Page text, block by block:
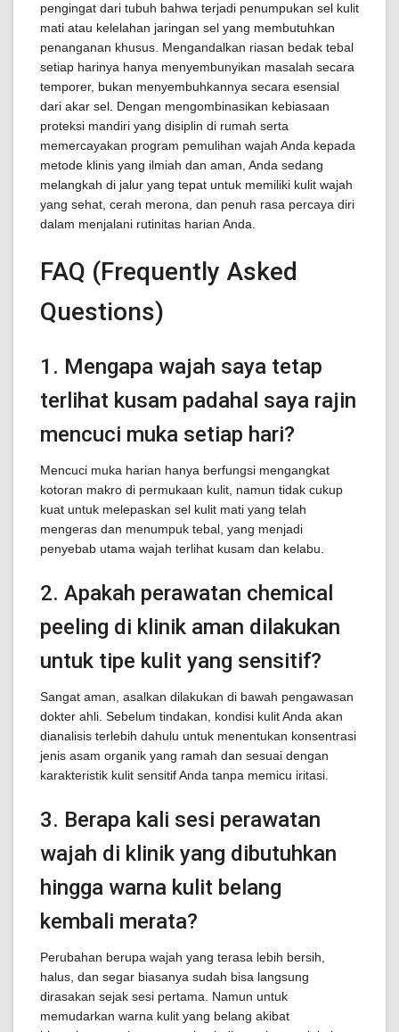
pengingat dari tubuh bahwa terjadi penumpukan sel kulit
mati atau kelelahan jaringan sel yang membutuhkan
penanganan khusus. Mengandalkan riasan bedak tebal
setiap harinya hanya menyembunyikan masalah secara
temporer, bukan menyembuhkannya secara esensial
dari akar sel. Dengan mengombinasikan kebiasaan
proteksi mandiri yang disiplin di rumah serta
memercayakan program pemulihan wajah Anda kepada
metode klinis yang ilmiah dan aman, Anda sedang
melangkah di jalur yang tepat untuk memiliki kulit wajah
yang sehat, cerah merona, dan penuh rasa percaya diri
dalam menjalani rutinitas harian Anda.
FAQ (Frequently Asked
Questions)
1. Mengapa wajah saya tetap
terlihat kusam padahal saya rajin
mencuci muka setiap hari?
Mencuci muka harian hanya berfungsi mengangkat
kotoran makro di permukaan kulit, namun tidak cukup
kuat untuk melepaskan sel kulit mati yang telah
mengeras dan menumpuk tebal, yang menjadi
penyebab utama wajah terlihat kusam dan kelabu.
2. Apakah perawatan chemical
peeling di klinik aman dilakukan
untuk tipe kulit yang sensitif?
Sangat aman, asalkan dilakukan di bawah pengawasan
dokter ahli. Sebelum tindakan, kondisi kulit Anda akan
dianalisis terlebih dahulu untuk menentukan konsentrasi
jenis asam organik yang ramah dan sesuai dengan
karakteristik kulit sensitif Anda tanpa memicu iritasi.
3. Berapa kali sesi perawatan
wajah di klinik yang dibutuhkan
hingga warna kulit belang
kembali merata?
Perubahan berupa wajah yang terasa lebih bersih,
halus, dan segar biasanya sudah bisa langsung
dirasakan sejak sesi pertama. Namun untuk
memudarkan warna kulit yang belang akibat